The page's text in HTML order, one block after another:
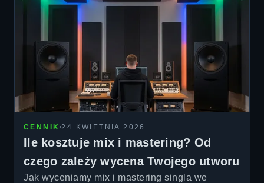
CENNIK 24 KWIETNIA 2026
Ile kosztuje mix i mastering? Od
czego zależy wycena Twojego utworu
Jak wyceniamy mix i mastering singla we